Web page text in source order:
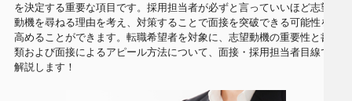
を決定する重要な項目です。採用担当者が必ずと言っていいほど志望
動機を尋ねる理由を考え、対策することで面接を突破できる可能性を
高めることができます。転職希望者を対象に、志望動機の重要性と書
類および面接によるアピール方法について、面接・採用担当者目線で
解説します！